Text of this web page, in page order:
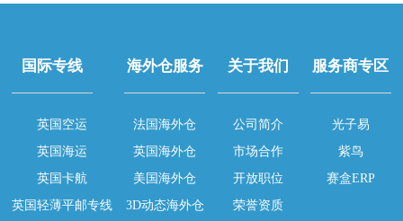
国际专线
英国空运
英国海运
英国卡航
英国轻薄平邮专线
海外仓服务
法国海外仓
英国海外仓
美国海外仓
3D动态海外仓
关于我们
公司简介
市场合作
开放职位
荣誉资质
服务商专区
光子易
紫鸟
赛盒ERP